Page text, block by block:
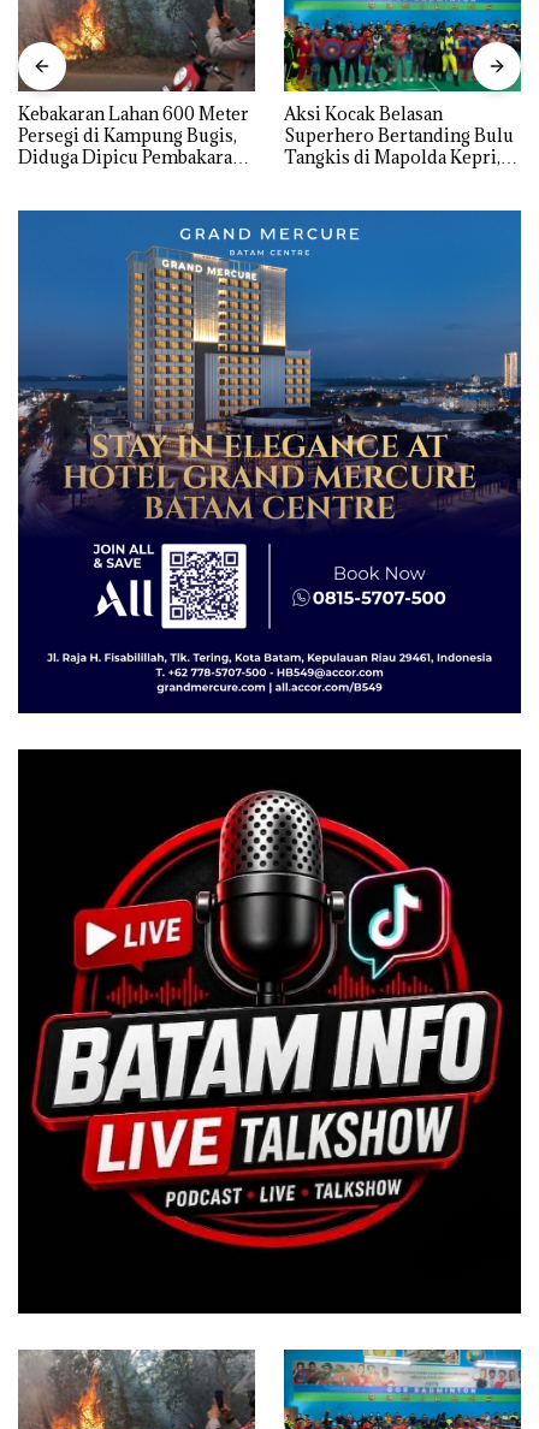
Kebakaran Lahan 600 Meter
Persegi di Kampung Bugis,
Diduga Dipicu Pembakaran
Aksi Kocak Belasan
Superhero Bertanding Bulu
Tangkis di Mapolda Kepri,